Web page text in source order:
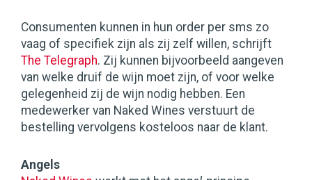
Consumenten kunnen in hun order per sms zo
vaag of specifiek zijn als zij zelf willen, schrijft
The Telegraph. Zij kunnen bijvoorbeeld aangeven
van welke druif de wijn moet zijn, of voor welke
gelegenheid zij de wijn nodig hebben. Een
medewerker van Naked Wines verstuurt de
bestelling vervolgens kosteloos naar de klant.
Angels